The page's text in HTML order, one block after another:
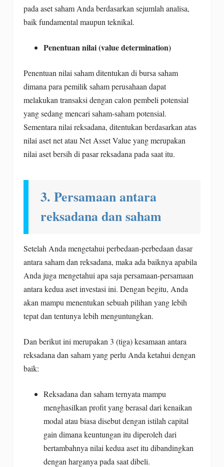
pada aset saham Anda berdasarkan sejumlah analisa,
baik fundamental maupun teknikal.
Penentuan nilai (value determination)
Penentuan nilai saham ditentukan di bursa saham
dimana para pemilik saham perusahaan dapat
melakukan transaksi dengan calon pembeli potensial
yang sedang mencari saham-saham potensial.
Sementara nilai reksadana, ditentukan berdasarkan atas
nilai aset net atau Net Asset Value yang merupakan
nilai aset bersih di pasar reksadana pada saat itu.
3. Persamaan antara
reksadana dan saham
Setelah Anda mengetahui perbedaan-perbedaan dasar
antara saham dan reksadana, maka ada baiknya apabila
Anda juga mengetahui apa saja persamaan-persamaan
antara kedua aset investasi ini. Dengan begitu, Anda
akan mampu menentukan sebuah pilihan yang lebih
tepat dan tentunya lebih menguntungkan.
Dan berikut ini merupakan 3 (tiga) kesamaan antara
reksadana dan saham yang perlu Anda ketahui dengan
baik:
Reksadana dan saham ternyata mampu
menghasilkan profit yang berasal dari kenaikan
modal atau biasa disebut dengan istilah capital
gain dimana keuntungan itu diperoleh dari
bertambahnya nilai kedua aset itu dibandingkan
dengan harganya pada saat dibeli.